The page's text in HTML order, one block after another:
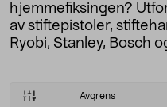
hjemmefiksingen?
av stiftepistoler,
Ryobi, Stanley, Bosch
Avgrens